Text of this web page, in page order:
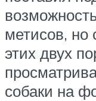
метисов, но
этих двух
собаки на